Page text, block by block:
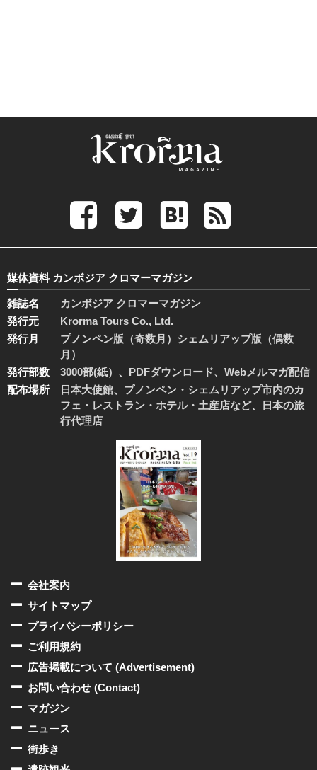
媒体資料 カンボジア クロマーマガジン
雑誌名
カンボジア クロマーマガジン
発行元
Krorma Tours Co., Ltd.
発行月
プノンペン版（奇数月）シェムリアップ版（偶数
月）
発行部数
3000部(紙）、PDFダウンロード、Webメルマガ配信
配布場所
日本大使館、プノンペン・シェムリアップ市内のカ
フェ・レストラン・ホテル・土産店など、日本の旅
行代理店
会社案内
サイトマップ
プライバシーポリシー
ご利用規約
広告掲載について (Advertisement)
お問い合わせ (Contact)
マガジン
ニュース
街歩き